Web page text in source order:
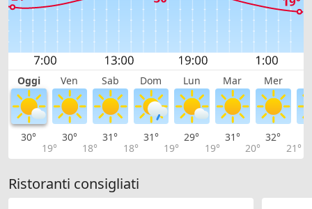
Oggi Ven Sab Dom Lun Mar Mer
30°
19°
30°
18°
31°
18°
31°
19°
29°
19°
31°
20°
32°
21°
Ristoranti consigliati